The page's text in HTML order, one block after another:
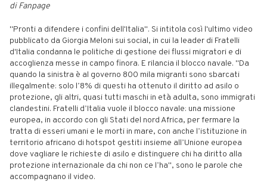
di Fanpage
"Pronti a difendere i confini dell'Italia". Si intitola così l'ultimo video
pubblicato da Giorgia Meloni sui social, in cui la leader di Fratelli
d'Italia condanna le politiche di gestione dei flussi migratori e di
accoglienza messe in campo finora. E rilancia il blocco navale. "Da
quando la sinistra è al governo 800 mila migranti sono sbarcati
illegalmente: solo l’8% di questi ha ottenuto il diritto ad asilo o
protezione, gli altri, quasi tutti maschi in età adulta, sono immigrati
clandestini. Fratelli d’Italia vuole il blocco navale: una missione
europea, in accordo con gli Stati del nord Africa, per fermare la
tratta di esseri umani e le morti in mare, con anche l’istituzione in
territorio africano di hotspot gestiti insieme all’Unione europea
dove vagliare le richieste di asilo e distinguere chi ha diritto alla
protezione internazionale da chi non ce l’ha", sono le parole che
accompagnano il video.